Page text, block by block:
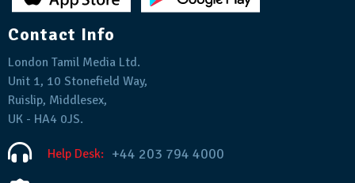
Contact Info
London Tamil Media Ltd.
Unit 1, 10 Stonefield Way,
Ruislip, Middlesex,
UK - HA4 0JS.
Help Desk: +44 203 794 4000